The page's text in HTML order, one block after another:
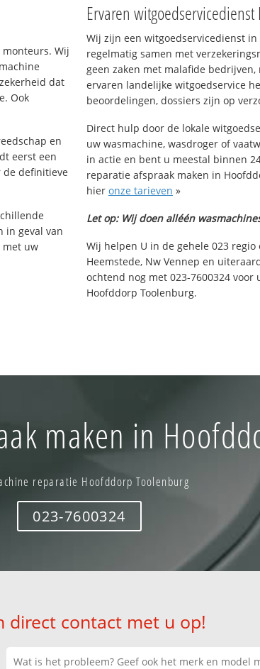
Wij
dat
Ook
en
eerst een
de definitieve
in geval van
met uw
Ervaren
Wij zijn een witgoedservicedienst
regelmatig samen met
geen zaken met malafide
ervaren landelijke witgoedservice
beoordelingen, dossiers zijn op
Direct hulp door de lokale
uw wasmachine, wasdroger of
in actie en bent u meestal binnen
reparatie afspraak maken in
hier onze tarieven »
Let op: Wij doen alléén
Wij helpen U in de gehele 023
Heemstede, Nw Vennep en
ochtend nog met 023-7600324
Hoofddorp Toolenburg.
maken in
reparatie Hoofddorp Toolenburg
023-7600324
direct contact met u op!